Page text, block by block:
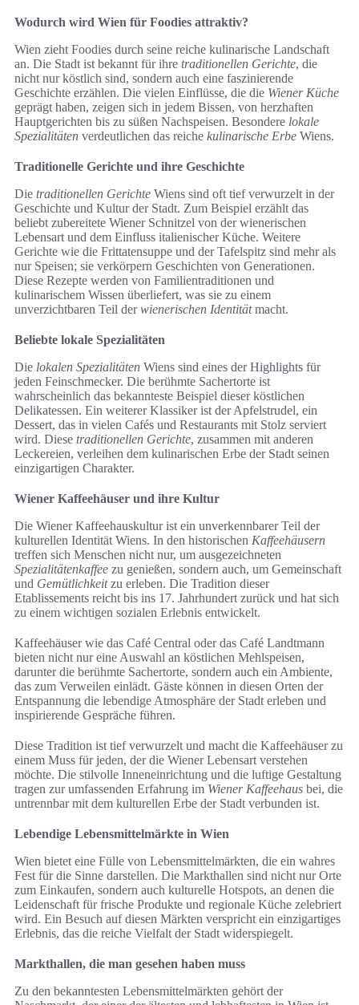
Wodurch wird Wien für Foodies attraktiv?
Wien zieht Foodies durch seine reiche kulinarische Landschaft
an. Die Stadt ist bekannt für ihre traditionellen Gerichte, die
nicht nur köstlich sind, sondern auch eine faszinierende
Geschichte erzählen. Die vielen Einflüsse, die die Wiener Küche
geprägt haben, zeigen sich in jedem Bissen, von herzhaften
Hauptgerichten bis zu süßen Nachspeisen. Besondere lokale
Spezialitäten verdeutlichen das reiche kulinarische Erbe Wiens.
Traditionelle Gerichte und ihre Geschichte
Die traditionellen Gerichte Wiens sind oft tief verwurzelt in der
Geschichte und Kultur der Stadt. Zum Beispiel erzählt das
beliebt zubereitete Wiener Schnitzel von der wienerischen
Lebensart und dem Einfluss italienischer Küche. Weitere
Gerichte wie die Frittatensuppe und der Tafelspitz sind mehr als
nur Speisen; sie verkörpern Geschichten von Generationen.
Diese Rezepte werden von Familientraditionen und
kulinarischem Wissen überliefert, was sie zu einem
unverzichtbaren Teil derwienerischen Identitätmacht.
Beliebte lokale Spezialitäten
Die lokalen Spezialitäten Wiens sind eines der Highlights für
jeden Feinschmecker. Die berühmte Sachertorte ist
wahrscheinlich das bekannteste Beispiel dieser köstlichen
Delikatessen. Ein weiterer Klassiker ist der Apfelstrudel, ein
Dessert, das in vielen Cafés und Restaurants mit Stolz serviert
wird. Diese traditionellen Gerichte, zusammen mit anderen
Leckereien, verleihen dem kulinarischen Erbe der Stadt seinen
einzigartigen Charakter.
Wiener Kaffeehäuser und ihre Kultur
Die Wiener Kaffeehauskultur ist ein unverkennbarer Teil der
kulturellen Identität Wiens. In den historischen Kaffeehäusern
treffen sich Menschen nicht nur, um ausgezeichneten
Spezialitätenkaffee zu genießen, sondern auch, um Gemeinschaft
und Gemütlichkeitzu erleben. Die Tradition dieser
Etablissements reicht bis ins 17. Jahrhundert zurück und hat sich
zu einem wichtigen sozialen Erlebnis entwickelt.
Kaffeehäuser wie das Café Central oder das Café Landtmann
bieten nicht nur eine Auswahl an köstlichen Mehlspeisen,
darunter die berühmte Sachertorte, sondern auch ein Ambiente,
das zum Verweilen einlädt. Gäste können in diesen Orten der
Entspannung die lebendige Atmosphäre der Stadt erleben und
inspirierende Gespräche führen.
Diese Tradition ist tief verwurzelt und macht die Kaffeehäuser zu
einem Muss für jeden, der die Wiener Lebensart verstehen
möchte. Die stilvolle Inneneinrichtung und die luftige Gestaltung
tragen zur umfassenden Erfahrung im Wiener Kaffeehaus bei, die
untrennbar mit dem kulturellen Erbe der Stadt verbunden ist.
Lebendige Lebensmittelmärkte in Wien
Wien bietet eine Fülle von Lebensmittelmärkten, die ein wahres
Fest für die Sinne darstellen. Die Markthallen sind nicht nur Orte
zum Einkaufen, sondern auch kulturelle Hotspots, an denen die
Leidenschaft für frische Produkte und regionale Küche zelebriert
wird. Ein Besuch auf diesen Märkten verspricht ein einzigartiges
Erlebnis, das die reiche Vielfalt der Stadt widerspiegelt.
Markthallen, die man gesehen haben muss
Zu den bekanntesten Lebensmittelmärkten gehört der